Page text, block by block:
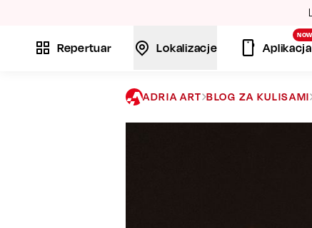
Repertuar Lokalizacje Aplikacja
ADRIA ART BLOG ZA KULISAMI